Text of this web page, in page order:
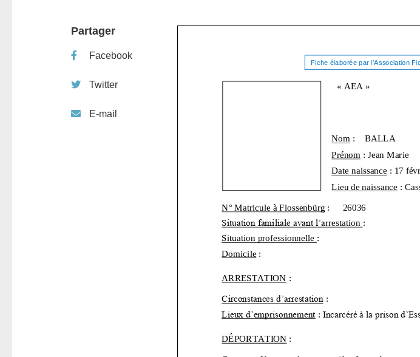
Partager
Facebook
Twitter
E-mail